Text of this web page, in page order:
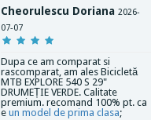
Cheorulescu Doriana 2026-
07-07
Dupa ce am comparat si
rascomparat, am ales Bicicletă
MTB EXPLORE 540 S 29"
DRUMEȚIE VERDE. Calitate
premium. recomand 100% pt. ca
e un model de prima clasa;